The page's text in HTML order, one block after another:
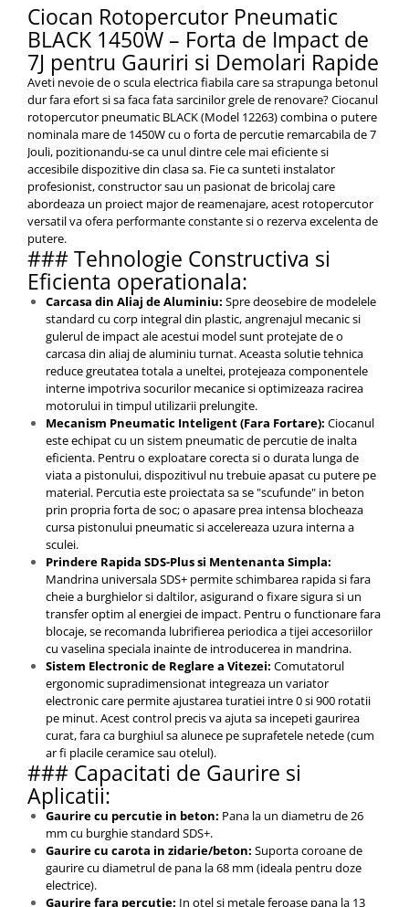
Ciocan Rotopercutor Pneumatic
BLACK 1450W – Forta de Impact de
7J pentru Gauriri si Demolari Rapide
Aveti nevoie de o scula electrica fiabila care sa strapunga betonul
dur fara efort si sa faca fata sarcinilor grele de renovare? Ciocanul
rotopercutor pneumatic BLACK (Model 12263) combina o putere
nominala mare de 1450W cu o forta de percutie remarcabila de 7
Jouli, pozitionandu-se ca unul dintre cele mai eficiente si
accesibile dispozitive din clasa sa. Fie ca sunteti instalator
profesionist, constructor sau un pasionat de bricolaj care
abordeaza un proiect major de reamenajare, acest rotopercutor
versatil va ofera performante constante si o rezerva excelenta de
putere.
### Tehnologie Constructiva si
Eficienta operationala:
Carcasa din Aliaj de Aluminiu: Spre deosebire de modelele
standard cu corp integral din plastic, angrenajul mecanic si
gulerul de impact ale acestui model sunt protejate de o
carcasa din aliaj de aluminiu turnat. Aceasta solutie tehnica
reduce greutatea totala a uneltei, protejeaza componentele
interne impotriva socurilor mecanice si optimizeaza racirea
motorului in timpul utilizarii prelungite.
Mecanism Pneumatic Inteligent (Fara Fortare): Ciocanul
este echipat cu un sistem pneumatic de percutie de inalta
eficienta. Pentru o exploatare corecta si o durata lunga de
viata a pistonului, dispozitivul nu trebuie apasat cu putere pe
material. Percutia este proiectata sa se "scufunde" in beton
prin propria forta de soc; o apasare prea intensa blocheaza
cursa pistonului pneumatic si accelereaza uzura interna a
sculei.
Prindere Rapida SDS-Plus si Mentenanta Simpla:
Mandrina universala SDS+ permite schimbarea rapida si fara
cheie a burghielor si daltilor, asigurand o fixare sigura si un
transfer optim al energiei de impact. Pentru o functionare fara
blocaje, se recomanda lubrifierea periodica a tijei accesoriilor
cu vaselina speciala inainte de introducerea in mandrina.
Sistem Electronic de Reglare a Vitezei: Comutatorul
ergonomic supradimensionat integreaza un variator
electronic care permite ajustarea turatiei intre 0 si 900 rotatii
pe minut. Acest control precis va ajuta sa incepeti gaurirea
curat, fara ca burghiul sa alunece pe suprafetele netede (cum
ar fi placile ceramice sau otelul).
### Capacitati de Gaurire si
Aplicatii:
Gaurire cu percutie in beton: Pana la un diametru de 26
mm cu burghie standard SDS+.
Gaurire cu carota in zidarie/beton: Suporta coroane de
gaurire cu diametrul de pana la 68 mm (ideala pentru doze
electrice).
Gaurire fara percutie: In otel si metale feroase pana la 13